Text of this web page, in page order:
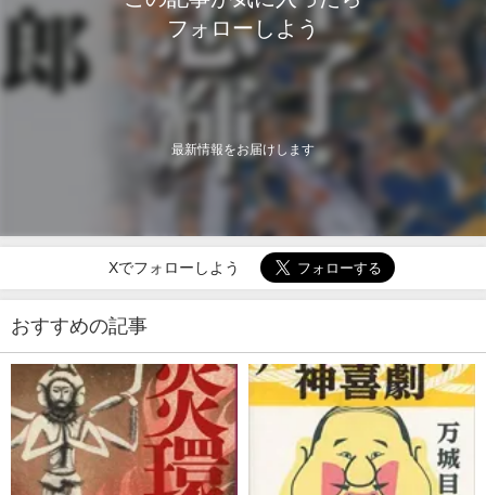
フォローしよう
最新情報をお届けします
Xでフォローしよう
おすすめの記事